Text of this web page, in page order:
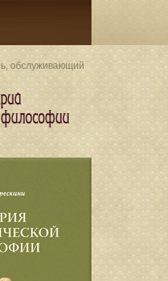
обслуживающий